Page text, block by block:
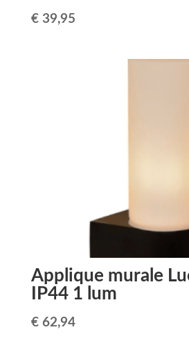
Le
€39,95Le
Applique murale
IP44 1 lum
Le
€62,94Le